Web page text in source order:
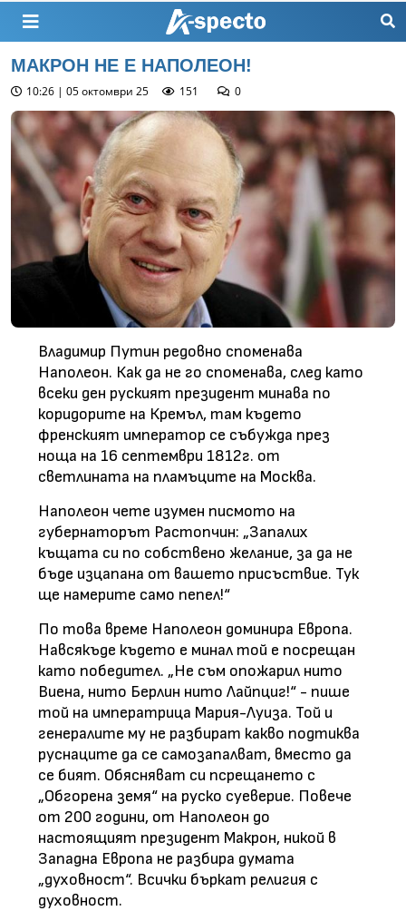
МАКРОН НЕ Е НАПОЛЕОН!
10:26 | 05 октомври 25 151 0
Владимир Путин редовно споменава
Наполеон. Как да не го споменава, след като
всеки ден руският президент минава по
коридорите на Кремъл, там където
френският император се събужда през
ноща на 16 септември 1812г. от
светлината на пламъците на Москва.
Наполеон чете изумен писмото на
губернаторът Растопчин: „Запалих
къщата си по собствено желание, за да не
бъде изцапана от вашето присъствие. Тук
ще намерите само пепел!“
По това време Наполеон доминира Европа.
Навсякъде където е минал той е посрещан
като победител. „Не съм опожарил нито
Виена, нито Берлин нито Лайпциг!“ - пише
той на императрица Мария-Луиза. Той и
генералите му не разбират какво подтиква
руснаците да се самозапалват, вместо да
се бият. Обясняват си псрещането с
„Обгорена земя“ на руско суеверие. Повече
от 200 години, от Наполеон до
настоящият президент Макрон, никой в
Западна Европа не разбира думата
„духовност“. Всички бъркат религия с
духовност.